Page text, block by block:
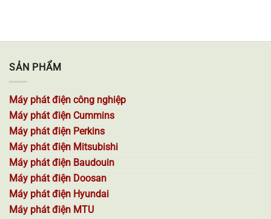
SẢN PHẨM
Máy phát điện công nghiệp
Máy phát điện Cummins
Máy phát điện Perkins
Máy phát điện Mitsubishi
Máy phát điện Baudouin
Máy phát điện Doosan
Máy phát điện Hyundai
Máy phát điện MTU